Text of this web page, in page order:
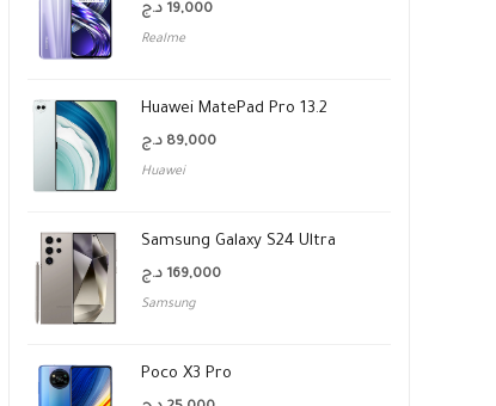
19,000 د.ج
Realme
Huawei MatePad Pro 13.2
89,000 د.ج
Huawei
Samsung Galaxy S24 Ultra
169,000 د.ج
Samsung
Poco X3 Pro